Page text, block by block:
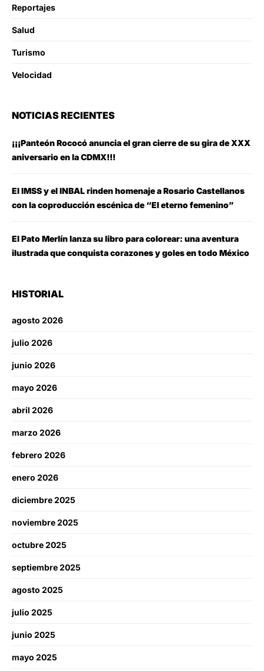
Reportajes
Salud
Turismo
Velocidad
NOTICIAS RECIENTES
¡¡¡Panteón Rococó anuncia el gran cierre de su gira de XXX
aniversario en la CDMX!!!
El IMSS y el INBAL rinden homenaje a Rosario Castellanos
con la coproducción escénica de “El eterno femenino”
El Pato Merlín lanza su libro para colorear: una aventura
ilustrada que conquista corazones y goles en todo México
HISTORIAL
agosto 2026
julio 2026
junio 2026
mayo 2026
abril 2026
marzo 2026
febrero 2026
enero 2026
diciembre 2025
noviembre 2025
octubre 2025
septiembre 2025
agosto 2025
julio 2025
junio 2025
mayo 2025